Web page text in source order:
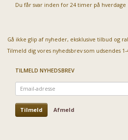
Du får svar inden for 24 timer på hverdage
Gå ikke glip af nyheder, eksklusive tilbud og
Tilmeld dig vores nyhedsbrev som udsendes
TILMELD NYHEDSBREV
Email-
adresse
Tilmeld Afmeld